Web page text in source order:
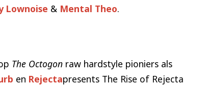
Lownoise & Mental Theo.
The Octogonraw hardstyle pioniers als
en Rejectapresents The Rise of Rejecta